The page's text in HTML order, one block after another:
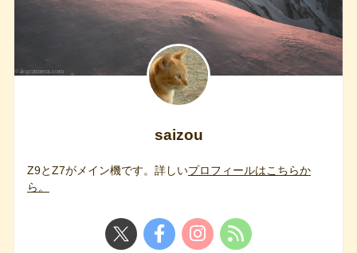
saizou
Z9とZ7がメイン機です。詳しいプロフィールはこちらか
ら。